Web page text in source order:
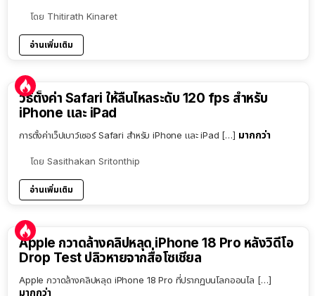
โดย Thitirath Kinaret
อ่านเพิ่มเติม
วิธีตั้งค่า Safari ให้ลื่นไหลระดับ 120 fps สำหรับ
iPhone และ iPad
การตั้งค่าเว็ปเบาว์เซอร์ Safari สำหรับ iPhone และ iPad […] มากกว่า
โดย Sasithakan Sritonthip
อ่านเพิ่มเติม
Apple กวาดล้างคลิปหลุด iPhone 18 Pro หลังวิดีโอ
Drop Test ปลิวหายจากสื่อโซเชียล
Apple กวาดล้างคลิปหลุด iPhone 18 Pro ที่ปรากฏบนโลกออนไล […]
มากกว่า